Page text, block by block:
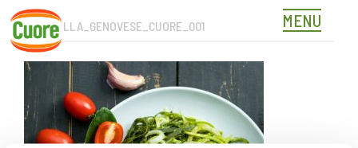
Skip
content
MENU
PEST_ALLA_GENOVESE_CUORE_001